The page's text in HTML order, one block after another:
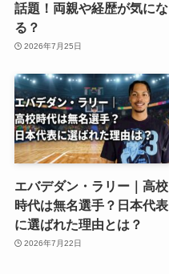
話題！両親や経歴が気にな
る？
2026年7月25日
エバデダン・ラリー｜高校
時代は無名選手？日本代表
に選ばれた理由とは？
2026年7月22日